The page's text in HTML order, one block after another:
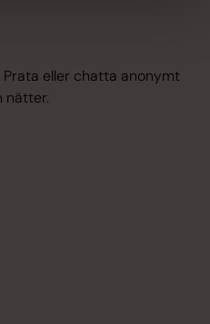
eller chatta anonymt
nätter.